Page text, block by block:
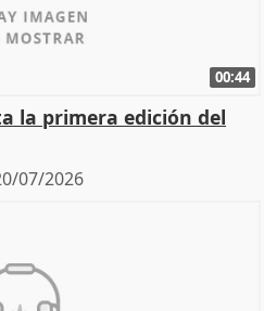
00:44
la primera edición del
07/2026